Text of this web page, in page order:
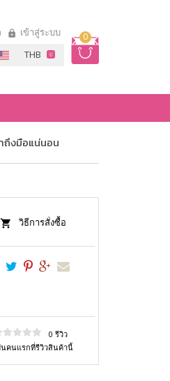
0
เข้าสู่ระบบ
ถึงมือแน่นอน
วิธีการสั่งซื้อ
0 รีวิว
นคนแรกที่รีวิวสินค้านี้